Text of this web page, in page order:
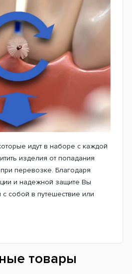
идут в наборе с каждой
изделия от попадания
перевозке. Благодаря
и надежной защите Вы
с собой в путешествие или
товары